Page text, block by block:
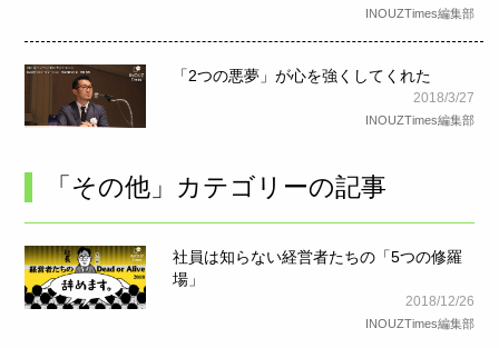
INOUZTimes編集部
「2つの悪夢」が心を強くしてくれた
2018/3/27
INOUZTimes編集部
「その他」カテゴリーの記事
社員は知らない経営者たちの「5つの修羅
場」
2018/12/26
INOUZTimes編集部